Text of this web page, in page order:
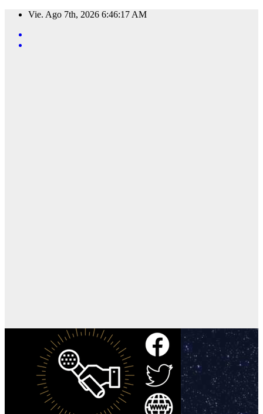
Saltar
contenido
Vie. Ago 7th, 2026 6:46:18 AM